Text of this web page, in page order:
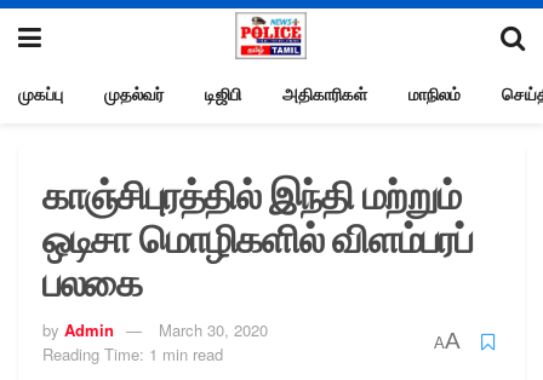
முகப்பு முதல்வர் டிஜிபி அதிகாரிகள் மாநிலம்
காஞ்சிபுரத்தில் இந்தி மற்றும்
ஒடிசா மொழிகளில் விளம்பரப்
பலகை
by Admin
March 30, 2020
Reading Time: 1 min read
AA